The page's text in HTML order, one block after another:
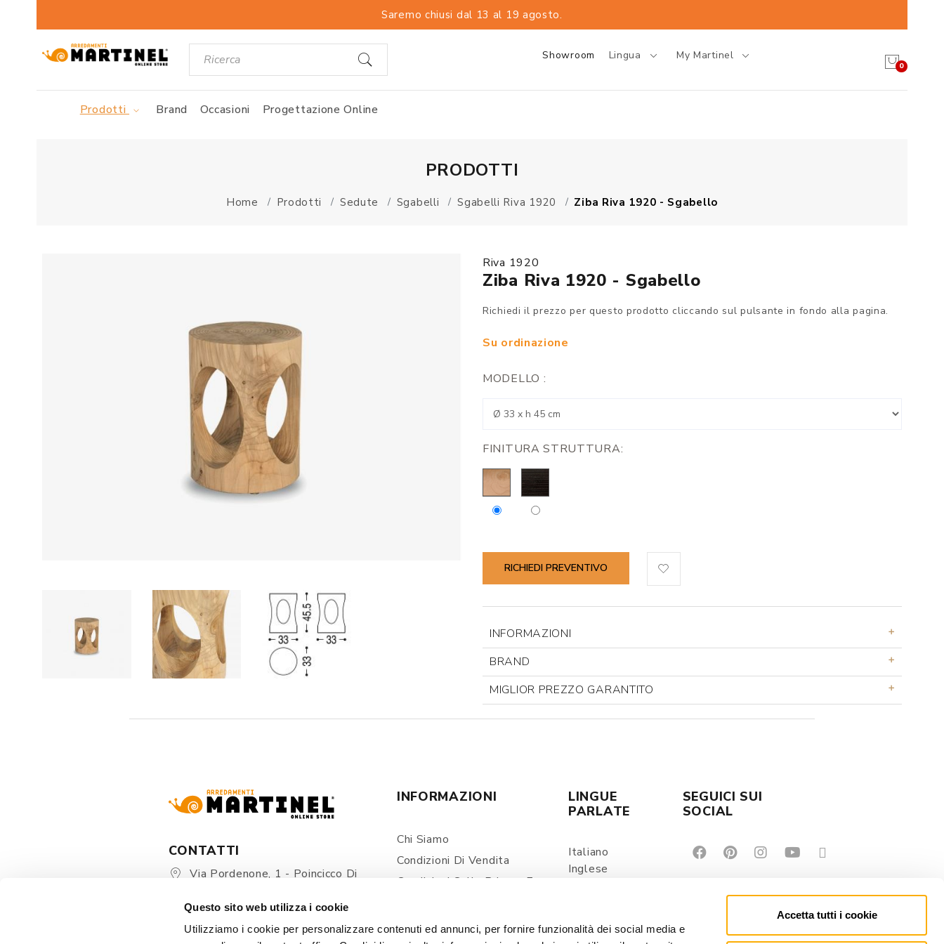
Questo sito web utilizza i cookie
Utilizziamo i cookie per personalizzare contenuti ed annunci, per fornire funzionalità dei social media e
Accetta tutti i cookie
Saremo chiusi dal 13 al 19 agosto.
Showroom Lingua My Martinel
0
Prodotti Brand Occasioni Progettazione Online
PRODOTTI
Home Prodotti Sedute Sgabelli Sgabelli Riva 1920 Ziba Riva 1920 - Sgabello
Riva 1920
Ziba Riva 1920 - Sgabello
Richiedi il prezzo per questo prodotto cliccando sul pulsante in fondo alla pagina.
Su ordinazione
MODELLO :
FINITURA STRUTTURA:
RICHIEDI PREVENTIVO
INFORMAZIONI
BRAND
MIGLIOR PREZZO GARANTITO
CONTATTI
Via Pordenone, 1 - Poincicco Di
INFORMAZIONI
Chi Siamo
Condizioni Di Vendita
Condizioni Sulla Privacy E
Spedizioni E Consegne
LINGUE
PARLATE
Italiano
Inglese
SEGUICI SUI
SOCIAL